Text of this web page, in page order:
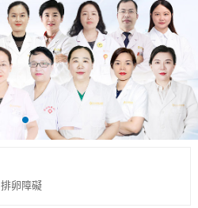
排卵障礙